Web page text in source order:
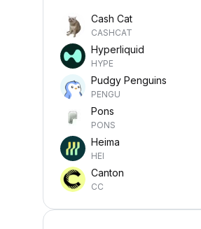
Cash Cat
CASHCAT
Hyperliquid
HYPE
Pudgy Penguins
PENGU
Pons
PONS
Heima
HEI
Canton
CC